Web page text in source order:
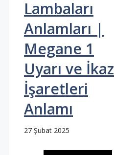
Lambaları
Anlamları |
Megane 1
Uyarı ve İkaz
İşaretleri
Anlamı
27 Şubat 2025